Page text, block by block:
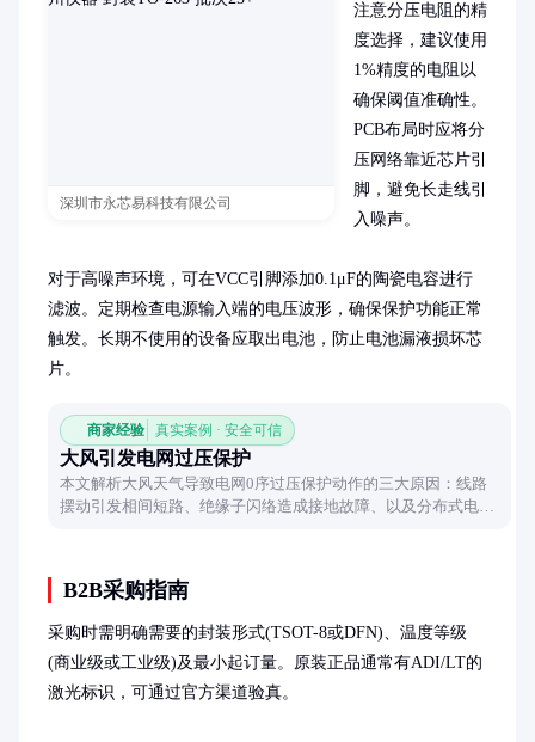
深圳市永芯易科技有限公司
注意分压电阻的精
度选择，建议使用
1%精度的电阻以
确保阈值准确性。
PCB布局时应将分
压网络靠近芯片引
脚，避免长走线引
入噪声。
对于高噪声环境，可在VCC引脚添加0.1μF的陶瓷电容进行
滤波。定期检查电源输入端的电压波形，确保保护功能正常
触发。长期不使用的设备应取出电池，防止电池漏液损坏芯
片。
商家经验 真实案例 · 安全可信
大风引发电网过压保护
本文解析大风天气导致电网0序过压保护动作的三大原因：线路
摆动引发相间短路、绝缘子闪络造成接地故障、以及分布式电源
B2B采购指南
采购时需明确需要的封装形式(TSOT-8或DFN)、温度等级
(商业级或工业级)及最小起订量。原装正品通常有ADI/LT的
激光标识，可通过官方渠道验真。